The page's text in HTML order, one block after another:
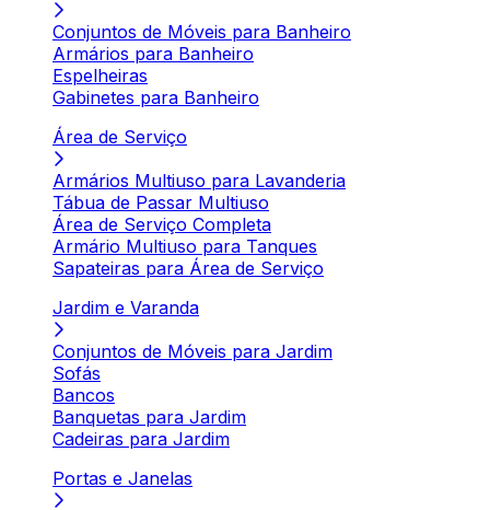
Conjuntos de Móveis para Banheiro
Armários para Banheiro
Espelheiras
Gabinetes para Banheiro
Área de Serviço
Armários Multiuso para Lavanderia
Tábua de Passar Multiuso
Área de Serviço Completa
Armário Multiuso para Tanques
Sapateiras para Área de Serviço
Jardim e Varanda
Conjuntos de Móveis para Jardim
Sofás
Bancos
Banquetas para Jardim
Cadeiras para Jardim
Portas e Janelas